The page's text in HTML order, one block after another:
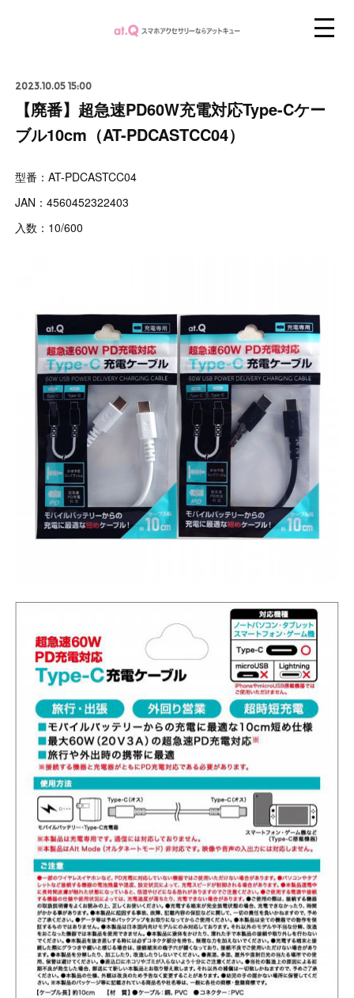
2023.10.05 15:00
【廃番】超急速PD60W充電対応Type-Cケー
ブル10cm（AT-PDCASTCC04）
型番：AT-PDCASTCC04
JAN：4560452322403
入数：10/600